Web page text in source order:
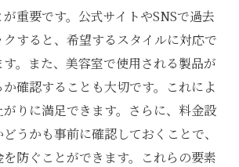
重要です。公式サイトやSNSで過去
すると、希望するスタイルに対応で
。また、美容室で使用される製品が
確認することも大切です。これによ
がりに満足できます。さらに、料金設
うかも事前に確認しておくことで、
防ぐことができます。これらの要素